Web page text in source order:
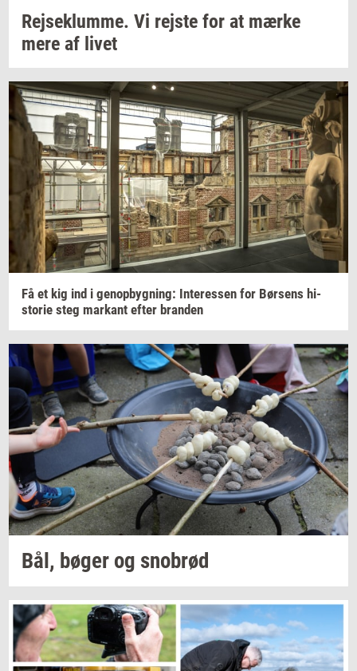
Rej­se­klum­me. Vi rej­ste for at mærke
mere af livet
Få et kig ind i genop­byg­ning: In­ter­es­sen for Bør­sens hi­
sto­rie steg mar­kant efter bran­den
Bål, bøger og sno­brød